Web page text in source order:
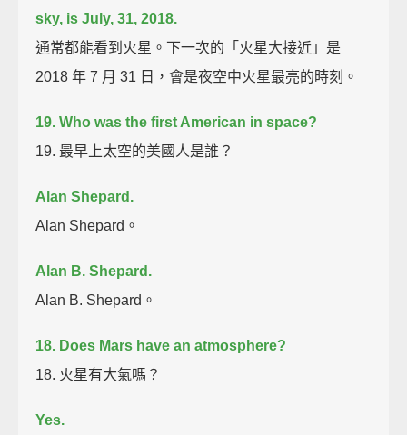
sky, is July, 31, 2018.
通常都能看到火星。下一次的「火星大接近」是
2018 年 7 月 31 日，會是夜空中火星最亮的時刻。
19. Who was the first American in space?
19. 最早上太空的美國人是誰？
Alan Shepard.
Alan Shepard。
Alan B. Shepard.
Alan B. Shepard。
18. Does Mars have an atmosphere?
18. 火星有大氣嗎？
Yes.